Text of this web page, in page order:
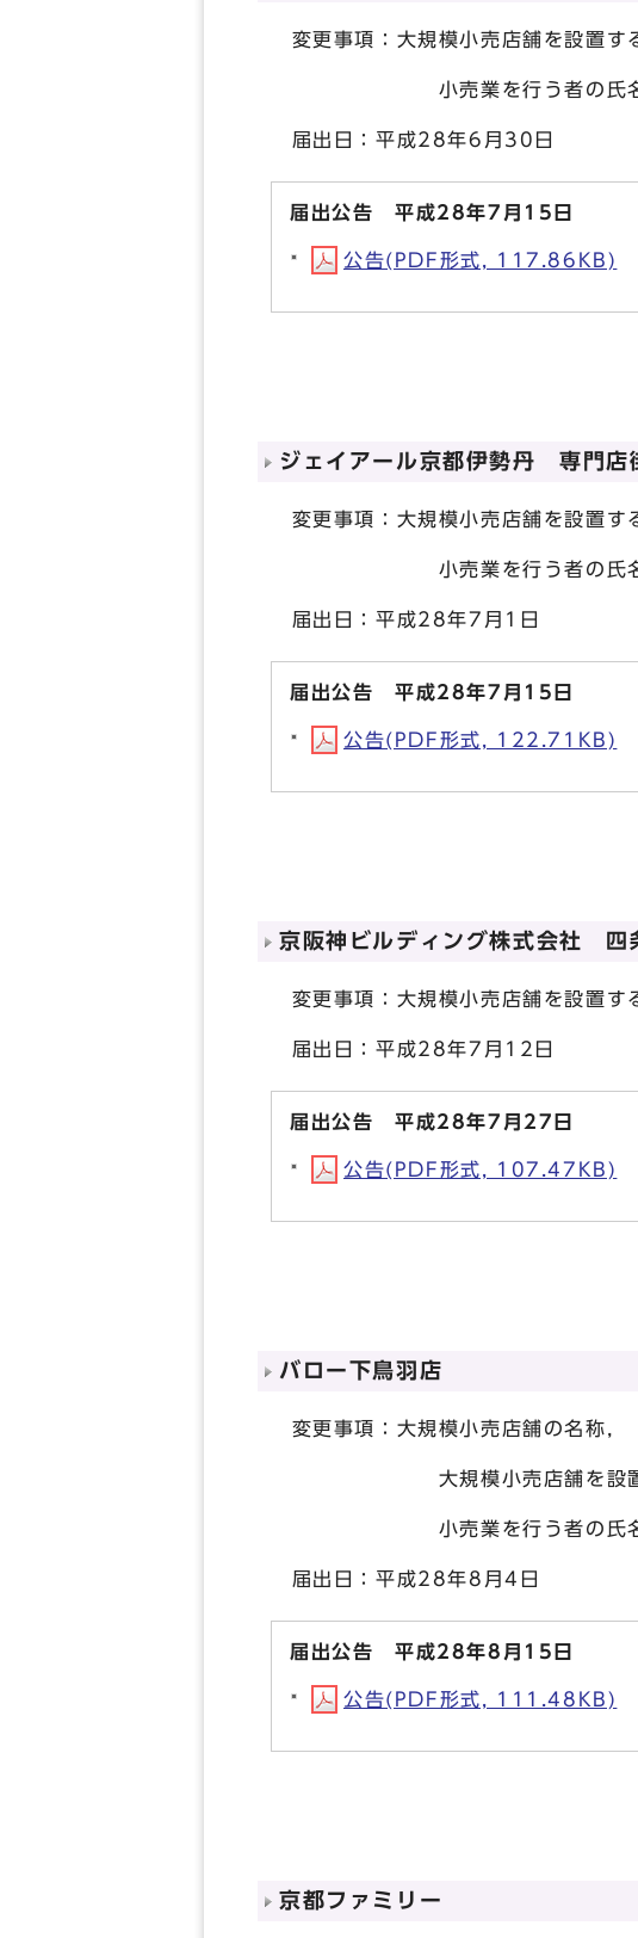
変更事項：大規模小売店舗を設置す
小売業を行う者の氏名又は名
届出日：平成28年6月30日
届出公告 平成28年7月15日
公告(PDF形式, 117.86KB)
ジェイアール京都伊勢丹 専門店
変更事項：大規模小売店舗を設置す
小売業を行う者の氏名又は名
届出日：平成28年7月1日
届出公告 平成28年7月15日
公告(PDF形式, 122.71KB)
京阪神ビルディング株式会社 四
変更事項：大規模小売店舗を設置す
届出日：平成28年7月12日
届出公告 平成28年7月27日
公告(PDF形式, 107.47KB)
バロー下鳥羽店
変更事項：大規模小売店舗の名称，
大規模小売店舗を設置する者の
小売業を行う者の氏名又は名
届出日：平成28年8月4日
届出公告 平成28年8月15日
公告(PDF形式, 111.48KB)
京都ファミリー